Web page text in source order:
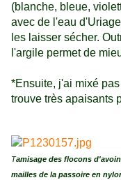
(blanche, bleue,
avec de l'eau
les laisser sécher.
l'argile permet de
*Ensuite, j'ai mixé
trouve très apaisants
Tamisage des flocons
mailles de la passoire en